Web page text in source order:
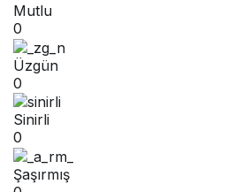
Mutlu
0
Üzgün
0
Sinirli
0
Şaşırmış